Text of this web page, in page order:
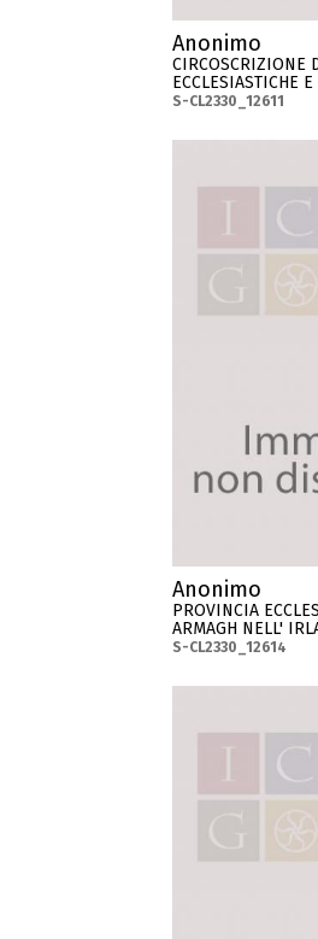
Anonimo
CIRCOSCRIZIONE
ECCLESIASTICHE
S-CL2330_12611
Anonimo
PROVINCIA
ARMAGH NELL'
S-CL2330_12614